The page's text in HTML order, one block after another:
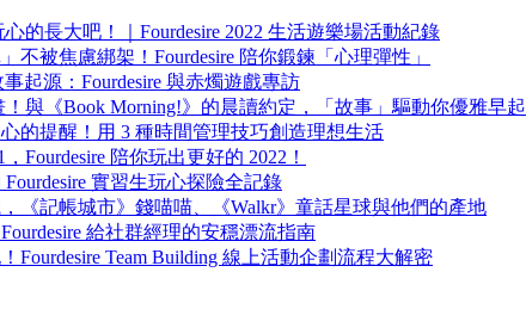
的長大吧！｜Fourdesire 2022 生活遊樂場活動紀錄
不被焦慮綁架！Fourdesire 陪你鍛鍊「心理彈性」
事起源：Fourdesire 與赤燭遊戲專訪
！與《Book Morning!》的晨讀約定，「故事」驅動你優雅早起
心的提醒！用 3 種時間管理技巧創造理想生活
Fourdesire 陪你玩出更好的 2022！
實習生玩心探險全記錄
《記帳城市》錢喵喵、《Walkr》童話星球與他們的產地
給社群經理的安穩漂流指南
Fourdesire Team Building 線上活動企劃流程大解密